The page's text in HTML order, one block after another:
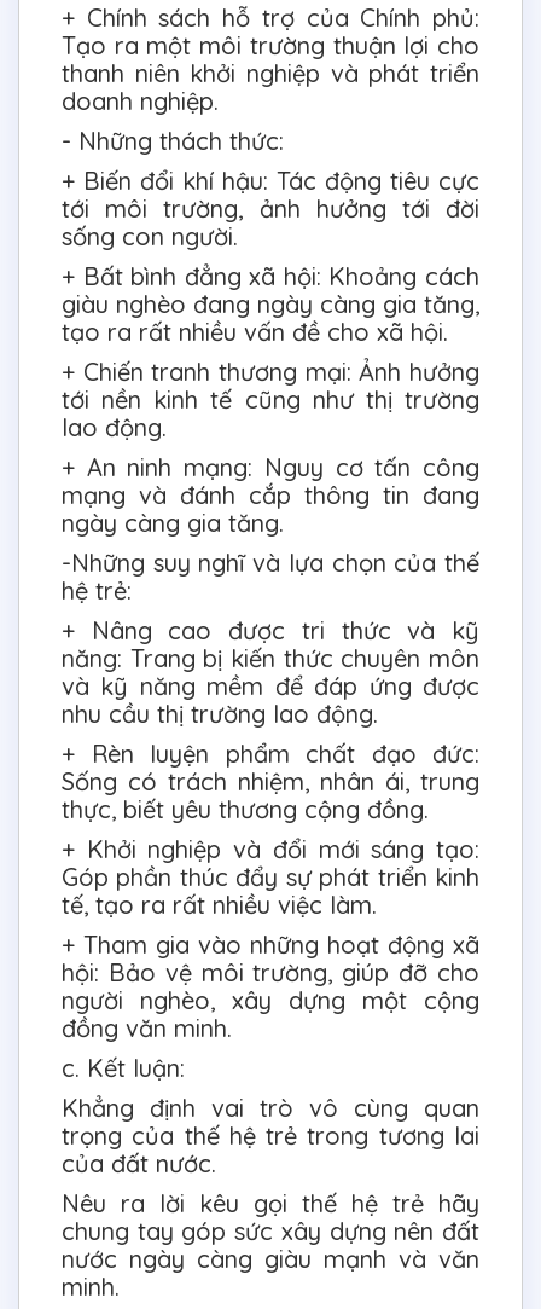
+ Chính sách hỗ trợ của Chính phủ:
Tạo ra một môi trường thuận lợi cho
thanh niên khởi nghiệp và phát triển
doanh nghiệp.
- Những thách thức:
+ Biến đổi khí hậu: Tác động tiêu cực
tới môi trường, ảnh hưởng tới đời
sống con người.
+ Bất bình đẳng xã hội: Khoảng cách
giàu nghèo đang ngày càng gia tăng,
tạo ra rất nhiều vấn đề cho xã hội.
+ Chiến tranh thương mại: Ảnh hưởng
tới nền kinh tế cũng như thị trường
lao động.
+ An ninh mạng: Nguy cơ tấn công
mạng và đánh cắp thông tin đang
ngày càng gia tăng.
-Những suy nghĩ và lựa chọn của thế
hệ trẻ:
+ Nâng cao được tri thức và kỹ
năng: Trang bị kiến thức chuyên môn
và kỹ năng mềm để đáp ứng được
nhu cầu thị trường lao động.
+ Rèn luyện phẩm chất đạo đức:
Sống có trách nhiệm, nhân ái, trung
thực, biết yêu thương cộng đồng.
+ Khởi nghiệp và đổi mới sáng tạo:
Góp phần thúc đẩy sự phát triển kinh
tế, tạo ra rất nhiều việc làm.
+ Tham gia vào những hoạt động xã
hội: Bảo vệ môi trường, giúp đỡ cho
người nghèo, xây dựng một cộng
đồng văn minh.
c. Kết luận:
Khẳng định vai trò vô cùng quan
trọng của thế hệ trẻ trong tương lai
của đất nước.
Nêu ra lời kêu gọi thế hệ trẻ hãy
chung tay góp sức xây dựng nên đất
nước ngày càng giàu mạnh và văn
minh.